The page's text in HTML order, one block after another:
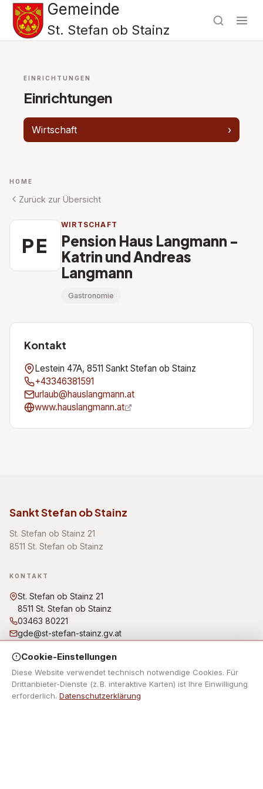
Gemeinde
St. Stefan ob Stainz
EINRICHTUNGEN
Einrichtungen
Wirtschaft ›
HOME
Zurück zur Übersicht
PE
WIRTSCHAFT
Pension Haus Langmann -
Katrin und Andreas
Langmann
Gastronomie
Kontakt
Lestein 47A, 8511 Sankt Stefan ob Stainz
+43346381591
urlaub@hauslangmann.at
www.hauslangmann.at
Sankt Stefan ob Stainz
St. Stefan ob Stainz 21
8511 St. Stefan ob Stainz
KONTAKT
St. Stefan ob Stainz 21
8511 St. Stefan ob Stainz
03463 80221
gde@st-stefan-stainz.gv.at
07:30 Uhr bis 12:00 Uhr Donnerstag von 07:30 Uhr bis 12:00
Uhr und von 14:00 Uhr bis 18:00 Uhr Mittwoch: kein
Parteienverkehr!
Cookie-Einstellungen
Diese Website verwendet technisch notwendige Cookies. Für
Drittanbieter-Dienste (z. B. interaktive Karten) ist Ihre Einwilligung
erforderlich. Datenschutzerklärung